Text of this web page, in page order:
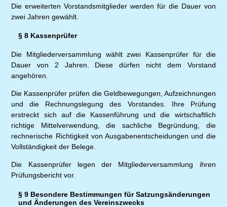
Die erweiterten Vorstandsmitglieder werden für die Dauer von
zwei Jahren gewählt.
§ 8 Kassenprüfer
Die Mitgliederversammlung wählt zwei Kassenprüfer für die
Dauer von 2 Jahren. Diese dürfen nicht dem Vorstand
angehören.
Die Kassenprüfer prüfen die Geldbewegungen, Aufzeichnungen
und die Rechnungslegung des Vorstandes. Ihre Prüfung
erstreckt sich auf die Kassenführung und die wirtschaftlich
richtige Mittelverwendung, die sachliche Begründung, die
rechnerische Richtigkeit von Ausgabenentscheidungen und die
Vollständigkeit der Belege.
Die Kassenprüfer legen der Mitgliederversammlung ihren
Prüfungsbericht vor.
§ 9 Besondere Bestimmungen für Satzungsänderungen
und Änderungen des Vereinszwecks